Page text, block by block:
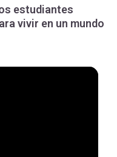
estudiantes
vivir en un mundo